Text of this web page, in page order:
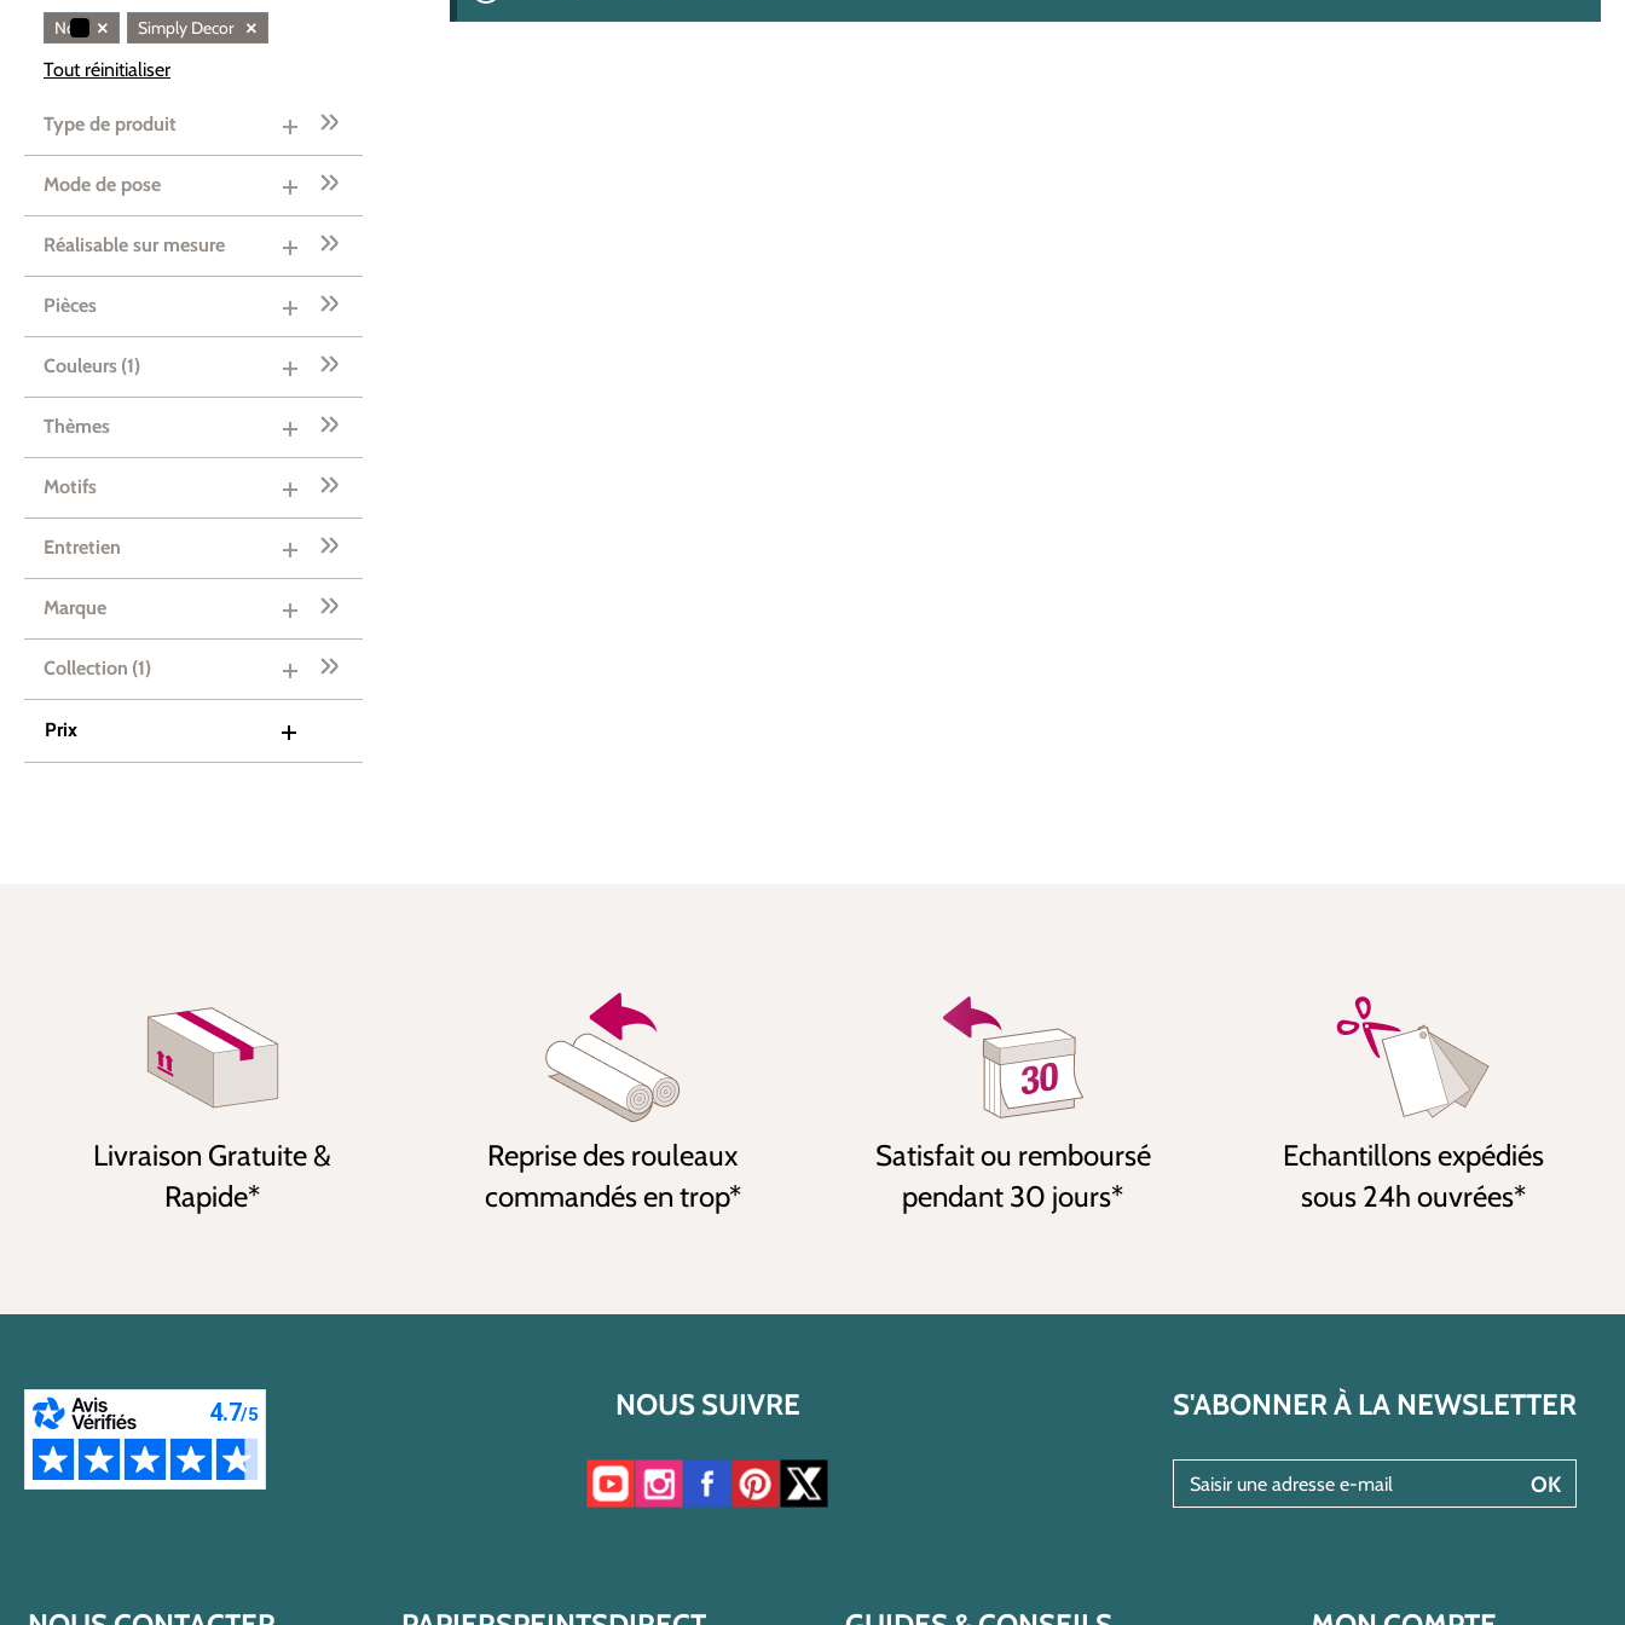
Noir × Simply Decor ×
Tout réinitialiser
Type de produit
Mode de pose
Réalisable sur mesure
Pièces
Couleurs (1)
Thèmes
Motifs
Entretien
Marque
Collection (1)
Prix
Livraison Gratuite &
Rapide*
Reprise des rouleaux
commandés en trop*
Satisfait ou remboursé
pendant 30 jours*
Echantillons expédiés
sous 24h ouvrées*
NOUS SUIVRE
Accéder à notre chaîne YouTube
Accéder à notre compte Instagram
Accéder à notre page Facebook
Accéder à notre compte Pinterest
Accéder à notre compte Twitter/X
S'ABONNER À LA NEWSLETTER
OK